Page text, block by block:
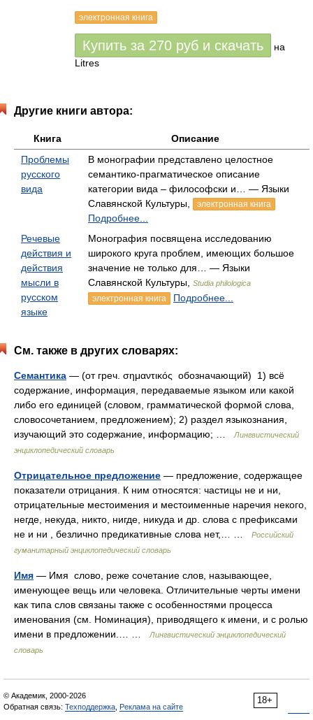
электронная книга
Купить за 270 руб и скачать
на
Litres
Другие книги автора:
Книга
Описание
Проблемы
русского
вида
В монографии представлено целостное
семантико-прагматическое описание
категории вида – философски и… — Языки
Славянской Культуры,
электронная книга
Подробнее...
Речевые
действия и
действия
мысли в
русском
языке
Монография посвящена исследованию
широкого круга проблем, имеющих большое
значение не только для… — Языки
Славянской Культуры,
Studia philologica
электронная книга Подробнее...
См. также в других словарях:
Семантика — (от греч. σημαντικός обозначающий) 1) всё
содержание, информация, передаваемые языком или какой
либо его единицей (словом, грамматической формой слова,
словосочетанием, предложением); 2) раздел языкознания,
изучающий это содержание, информацию; …
Лингвистический
энциклопедический словарь
Отрицательное предложение — предложение, содержащее
показатели отрицания. К ним относятся: частицы не и ни,
отрицательные местоимения и местоименные наречия некого,
негде, некуда, никто, нигде, никуда и др. слова с префиксами
не и ни , безлично предикативные слова нет,… …
Российский
гуманитарный энциклопедический словарь
Имя — Имя слово, реже сочетание слов, называющее,
именующее вещь или человека. Отличительные черты имени
как типа слов связаны также с особенностями процесса
именования (см. Номинация), приводящего к имени, и с ролью
имени в предложении.… …
Лингвистический энциклопедический
словарь
18+
© Академик, 2000-2026
Обратная связь: Техподдержка Реклама на сайте